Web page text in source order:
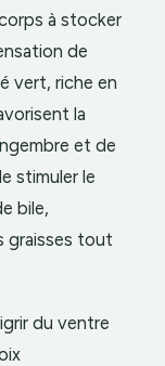
à stocker
de
vert, riche en
la
et de
stimuler le
bile,
graisses tout
du ventre